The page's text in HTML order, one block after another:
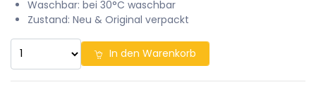
Waschbar: bei 30°C waschbar
Zustand: Neu & Original verpackt
In den Warenkorb